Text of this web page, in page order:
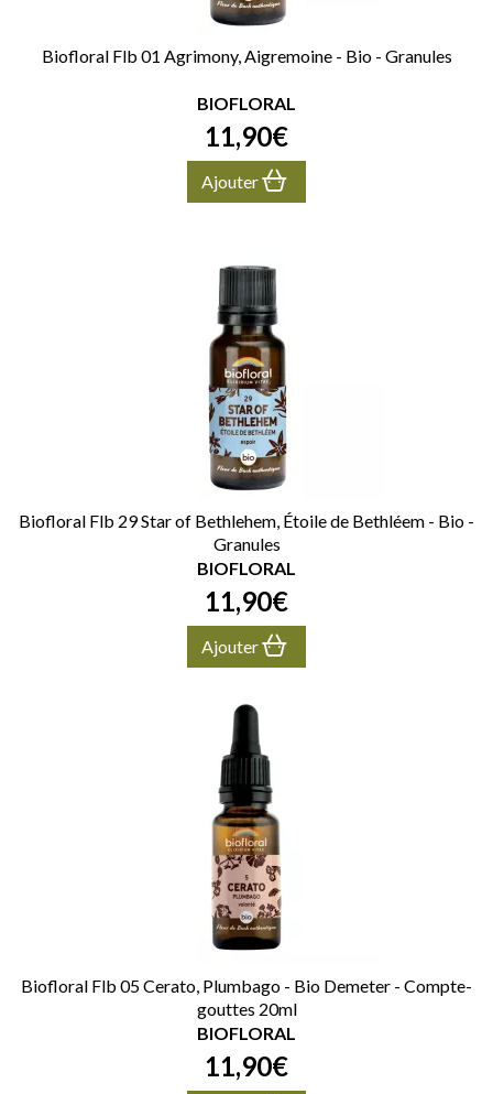
Biofloral Flb 01 Agrimony, Aigremoine - Bio - Granules
BIOFLORAL
11,90€
Ajouter
Biofloral Flb 29 Star of Bethlehem, Étoile de Bethléem - Bio -
Granules
BIOFLORAL
11,90€
Ajouter
Biofloral Flb 05 Cerato, Plumbago - Bio Demeter - Compte-
gouttes 20ml
BIOFLORAL
11,90€